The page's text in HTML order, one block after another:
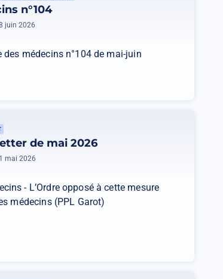
n°104
juin 2026
médecins n°104 de mai-juin
de mai 2026
mai 2026
- L’Ordre opposé à cette mesure
médecins (PPL Garot)